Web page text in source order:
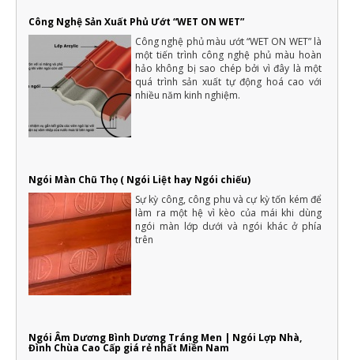
Một ngôi nhà là mơ ước của rất nhiều người, với mỗi người dân
Việt Nam thì việc xây dựng nhà ở là vấn đề quan trọng của cả
một đời người.
Những điều cần biết khi xây nhà mới mà gia chủ cần phải nắm rõ
Xây nhà là việc trong đại của cả một đời người nên luôn cần có
sự chuẩn bị kỹ càng, không thể nào làm qua loa
Công Nghệ Sản Xuất Phủ Ướt “WET ON WET”
Công nghệ phủ màu ướt “WET ON WET” là
một tiến trình công nghệ phủ màu hoàn
hảo không bị sao chép bởi vì đây là một
quá trình sản xuất tự động hoá cao với
nhiều năm kinh nghiệm.
Ngói Màn Chũ Thọ ( Ngói Liệt hay Ngói chiếu)
Sự kỳ công, công phu và cự kỳ tốn kém để
làm ra một hệ vì kèo của mái khi dùng
ngói màn lớp dưới và ngói khác ở phía
trên
Ngói Âm Dương Bình Dương Tráng Men | Ngói Lợp Nhà,
Đình Chùa Cao Cấp giá rẻ nhất Miền Nam